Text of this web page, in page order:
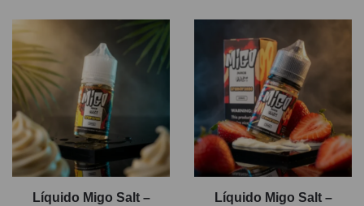
Líquido Migo Salt –
Líquido Migo Salt –